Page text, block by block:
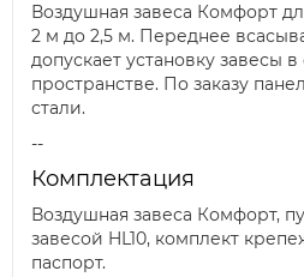
Воздушная завеса Комфорт
2 м до 2,5 м. Переднее
допускает установку завесы
пространстве. По заказу
стали.
--
Комплектация
Воздушная завеса Комфорт,
завесой HL10, комплект
паспорт.